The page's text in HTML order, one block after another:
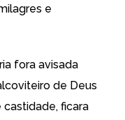
e
fora avisada
de Deus
castidade, ficara